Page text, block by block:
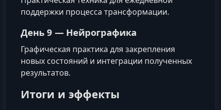
поддержки процесса трансформации.
День 9 — Нейрографика
Графическая практика для закрепления
новых состояний и интеграции полученных
результатов.
Итоги и эффекты